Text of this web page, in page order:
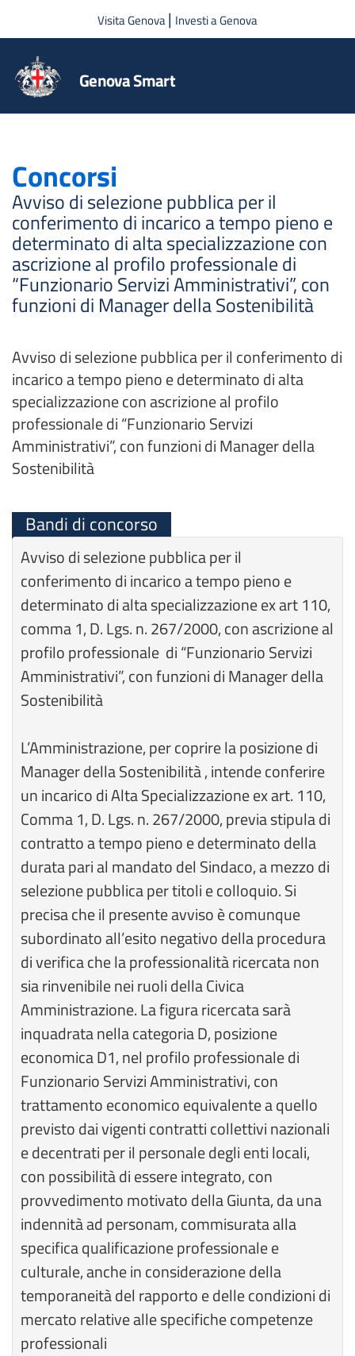
Salta al contenuto principale
Visita Genova| Investi a Genova
Genova Smart
Concorsi
Avviso di selezione pubblica per il
conferimento di incarico a tempo pieno e
determinato di alta specializzazione con
ascrizione al profilo professionale di
“Funzionario Servizi Amministrativi”, con
funzioni di Manager della Sostenibilità
Avviso di selezione pubblica per il conferimento di
incarico a tempo pieno e determinato di alta
specializzazione con ascrizione al profilo
professionale di “Funzionario Servizi
Amministrativi”, con funzioni di Manager della
Sostenibilità
Bandi di concorso
Avviso di selezione pubblica per il
conferimento di incarico a tempo pieno e
determinato di alta specializzazione ex art 110,
comma 1, D. Lgs. n. 267/2000, con ascrizione al
profilo professionale di “Funzionario Servizi
Amministrativi”, con funzioni di Manager della
Sostenibilità
L’Amministrazione, per coprire la posizione di
Manager della Sostenibilità , intende conferire
un incarico di Alta Specializzazione ex art. 110,
Comma 1, D. Lgs. n. 267/2000, previa stipula di
contratto a tempo pieno e determinato della
durata pari al mandato del Sindaco, a mezzo di
selezione pubblica per titoli e colloquio. Si
precisa che il presente avviso è comunque
subordinato all’esito negativo della procedura
di verifica che la professionalità ricercata non
sia rinvenibile nei ruoli della Civica
Amministrazione. La figura ricercata sarà
inquadrata nella categoria D, posizione
economica D1, nel profilo professionale di
Funzionario Servizi Amministrativi, con
trattamento economico equivalente a quello
previsto dai vigenti contratti collettivi nazionali
e decentrati per il personale degli enti locali,
con possibilità di essere integrato, con
provvedimento motivato della Giunta, da una
indennità ad personam, commisurata alla
specifica qualificazione professionale e
culturale, anche in considerazione della
temporaneità del rapporto e delle condizioni di
mercato relative alle specifiche competenze
professionali